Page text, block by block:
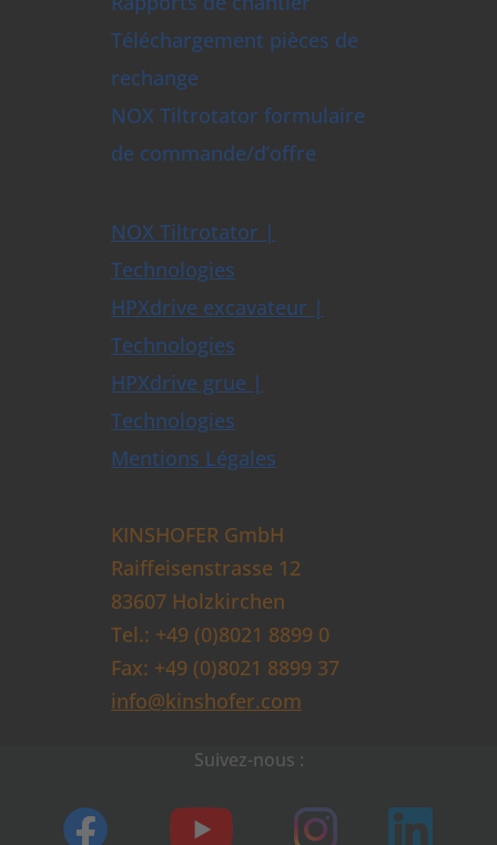
Téléchargement pièces de
rechange
NOX Tiltrotator formulaire
de commande/d’offre
NOX Tiltrotator |
Technologies
HPXdrive excavateur |
Technologies
HPXdrive grue |
Technologies
Mentions Légales
KINSHOFER GmbH
Raiffeisenstrasse 12
83607 Holzkirchen
Tel.: +49 (0)8021 8899 0
Fax: +49 (0)8021 8899 37
info@kinshofer.com
Suivez-nous :